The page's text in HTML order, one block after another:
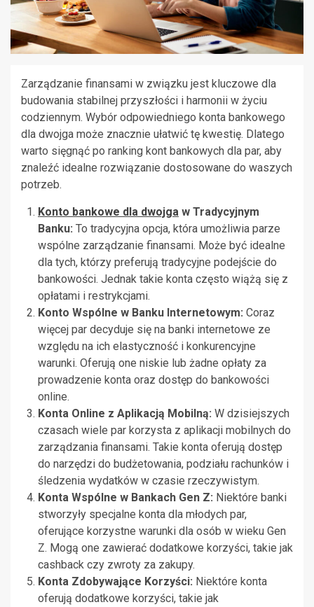
Zarządzanie finansami w związku jest kluczowe dla
budowania stabilnej przyszłości i harmonii w życiu
codziennym. Wybór odpowiedniego konta bankowego
dla dwojga może znacznie ułatwić tę kwestię. Dlatego
warto sięgnąć po ranking kont bankowych dla par, aby
znaleźć idealne rozwiązanie dostosowane do waszych
potrzeb.
Konto bankowe dla dwojga w Tradycyjnym
Banku: To tradycyjna opcja, która umożliwia parze
wspólne zarządzanie finansami. Może być idealne
dla tych, którzy preferują tradycyjne podejście do
bankowości. Jednak takie konta często wiążą się z
opłatami i restrykcjami.
Konto Wspólne w Banku Internetowym: Coraz
więcej par decyduje się na banki internetowe ze
względu na ich elastyczność i konkurencyjne
warunki. Oferują one niskie lub żadne opłaty za
prowadzenie konta oraz dostęp do bankowości
online.
Konta Online z Aplikacją Mobilną: W dzisiejszych
czasach wiele par korzysta z aplikacji mobilnych do
zarządzania finansami. Takie konta oferują dostęp
do narzędzi do budżetowania, podziału rachunków i
śledzenia wydatków w czasie rzeczywistym.
Konta Wspólne w Bankach Gen Z: Niektóre banki
stworzyły specjalne konta dla młodych par,
oferujące korzystne warunki dla osób w wieku Gen
Z. Mogą one zawierać dodatkowe korzyści, takie jak
cashback czy zwroty za zakupy.
Konta Zdobywające Korzyści: Niektóre konta
oferują dodatkowe korzyści, takie jak